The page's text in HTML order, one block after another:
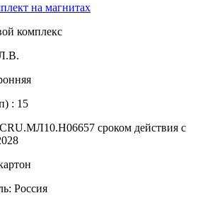
на магнитах
комплекс
: 15
сроком действия с
Россия